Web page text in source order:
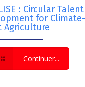
: Circular Talent
for Climate-
Agriculture
Continuer...